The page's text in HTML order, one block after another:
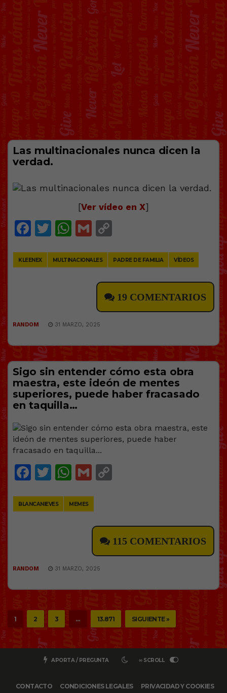
Las multinacionales nunca dicen la
verdad.
[Ver vídeo en X]
Facebook
Twitter
WhatsApp
Gmail
KLEENEX MULTINACIONALES PADRE DE FAMILIA VÍDEOS
19 COMENTARIOS
RANDOM 31 MARZO, 2025
Sigo sin entender cómo esta obra
maestra, este ideón de mentes
superiores, puede haber fracasado
en taquilla…
Facebook
Twitter
WhatsApp
Gmail
BLANCANIEVES MEMES
115 COMENTARIOS
RANDOM 31 MARZO, 2025
1 2 3 … 13.871 SIGUIENTE »
APORTA / PREGUNTA ∞ SCROLL
CONTACTO CONDICIONES LEGALES PRIVACIDAD Y COOKIES